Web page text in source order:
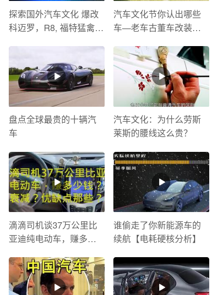
探索国外汽车文化 爆改
科迈罗，R8, 福特猛禽
汽车文化节你认出哪些
车—老车古董车改装车
盘点全球最贵的十辆汽
车
汽车文化：为什么劳斯
莱斯的腰线这么贵？
滴滴司机谈37万公里比
亚迪纯电动车，赚多少
有哪些？
谁偷走了你新能源车的
续航【电耗硬核分析】